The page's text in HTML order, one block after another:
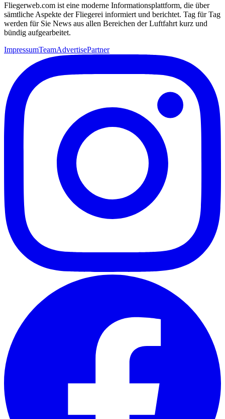
Fliegerweb.com ist eine moderne Informationsplattform, die über
sämtliche Aspekte der Fliegerei informiert und berichtet. Tag für Tag
werden für Sie News aus allen Bereichen der Luftfahrt kurz und
bündig aufgearbeitet.
ImpressumTeamAdvertisePartner